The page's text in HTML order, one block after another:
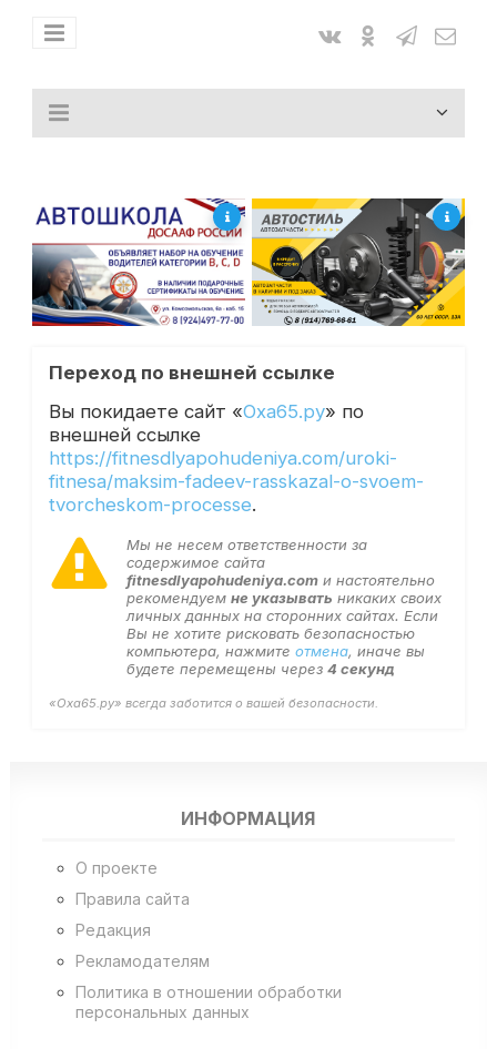
Переход по внешней ссылке
Вы покидаете сайт «Оха65.ру» по
внешней ссылке
https://fitnesdlyapohudeniya.com/uroki-
fitnesa/maksim-fadeev-rasskazal-o-svoem-
tvorcheskom-processe.
Мы не несем ответственности за
содержимое сайта
fitnesdlyapohudeniya.comи настоятельно
рекомендуем не указывать никаких своих
личных данных на сторонних сайтах. Если
Вы не хотите рисковать безопасностью
компьютера, нажмите отмена, иначе вы
будете перемещены через 4 секунд
«Оха65.ру» всегда заботится о вашей безопасности.
ИНФОРМАЦИЯ
О проекте
Правила сайта
Редакция
Рекламодателям
Политика в отношении обработки
персональных данных